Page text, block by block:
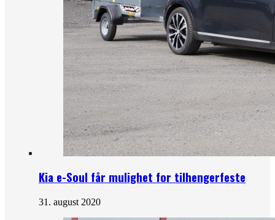
Kia e-Soul får mulighet for tilhengerfeste
31. august 2020